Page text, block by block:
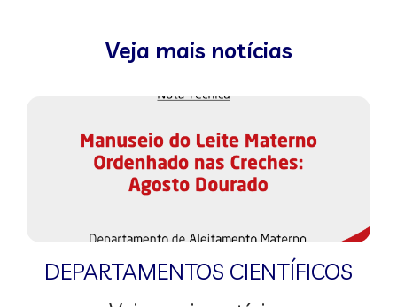
Veja mais notícias
DEPARTAMENTOS CIENTÍFICOS